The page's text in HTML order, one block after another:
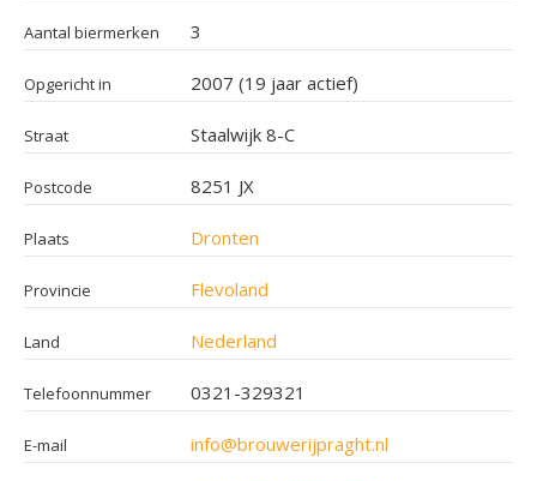
Aantal biermerken 3
Opgericht in 2007 (19 jaar actief)
Straat Staalwijk 8-C
Postcode 8251 JX
Plaats Dronten
Provincie Flevoland
Land Nederland
Telefoonnummer 0321-329321
E-mail info@brouwerijpraght.nl